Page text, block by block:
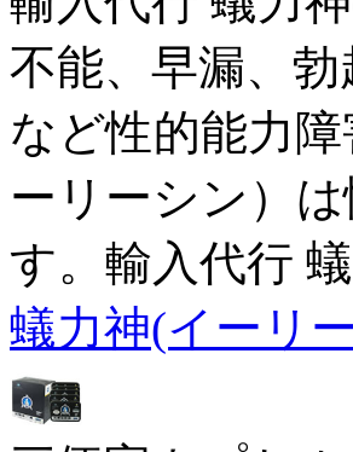
不能、早漏、
など性的能力
ーリーシン）
す。輸入代行
蟻力神(イーリ